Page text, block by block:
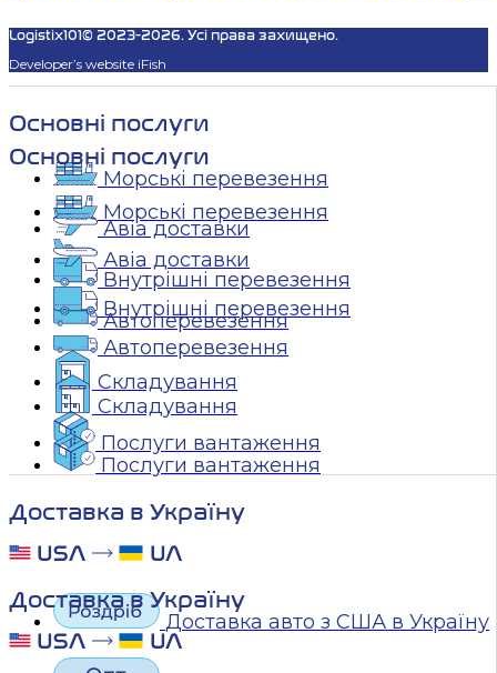
Logistix101© 2023-2026. Усі права захищено.
Developer’s website iFish
Основні послуги
Морські перевезення
Авіа доставки
Внутрішні перевезення
Автоперевезення
Складування
Послуги вантаження
Доставка в Україну
Основні послуги
Морські перевезення
Авіа доставки
Внутрішні перевезення
Автоперевезення
Складування
Послуги вантаження
Доставка в Україну
Доставка авто з США в Україну